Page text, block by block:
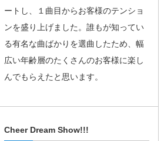
ートし、１曲目からお客様のテンショ
ンを盛り上げました。誰もが知ってい
る有名な曲ばかりを選曲したため、幅
広い年齢層のたくさんのお客様に楽し
んでもらえたと思います。
Cheer Dream Show!!!